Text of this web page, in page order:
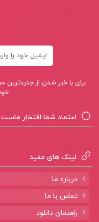
کتاب مدرسان
کتاب آسیب
برای با خبر شدن از جدیدترین
اعتماد شما افتخار ماست
لینک های مفید
درباره ما
تماس با ما
راهنمای دانلود